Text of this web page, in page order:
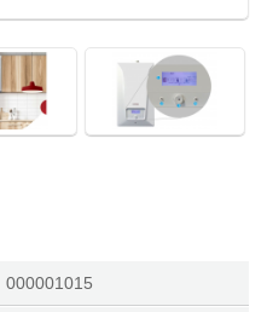
000001015